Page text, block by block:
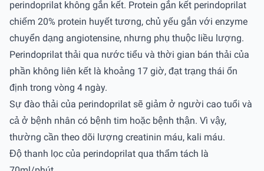
perindoprilat không gắn kết. Protein gắn kết perindoprilat
chiếm 20% protein huyết tương, chủ yếu gắn với enzyme
chuyển dạng angiotensine, nhưng phụ thuộc liều lượng.
Perindoprilat thải qua nước tiểu và thời gian bán thải của
phần không liên kết là khoảng 17 giờ, đạt trạng thái ổn
định trong vòng 4 ngày.
Sự đào thải của perindoprilat sẽ giảm ở người cao tuổi và
cả ở bệnh nhân có bệnh tim hoặc bệnh thận. Vì vậy,
thường cần theo dõi lượng creatinin máu, kali máu.
Độ thanh lọc của perindoprilat qua thẩm tách là